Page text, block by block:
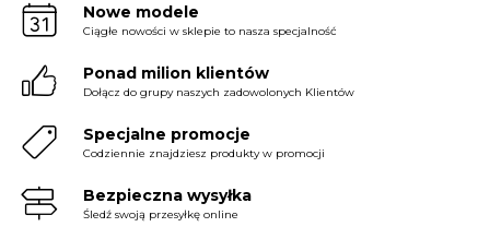
Nowe modele
Ciągłe nowości w sklepie to nasza specjalność
Ponad milion klientów
Dołącz do grupy naszych zadowolonych Klientów
Specjalne promocje
Codziennie znajdziesz produkty w promocji
Bezpieczna wysyłka
Śledź swoją przesyłkę online